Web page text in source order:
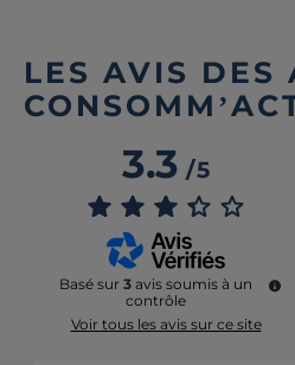
LES AVIS DES
3.3/5
Basé sur 3 avis soumis à un
contrôle
Voir tous les avis sur ce site